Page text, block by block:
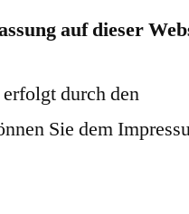
auf dieser
durch den
Sie dem